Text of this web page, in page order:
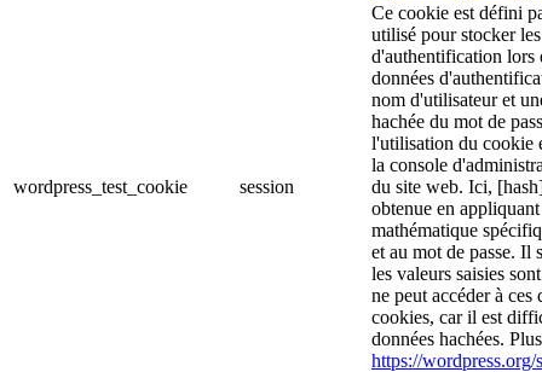
wordpress_test_cookie session
Ce cookie est défini
utilisé pour stocker
d'authentification lors
données
nom d'utilisateur et
hachée du mot de
l'utilisation du cookie
la console
du site web. Ici,
obtenue en
mathématique
et au mot de passe. Il
les valeurs saisies
ne peut accéder à ces
cookies, car il est
données hachées.
https://